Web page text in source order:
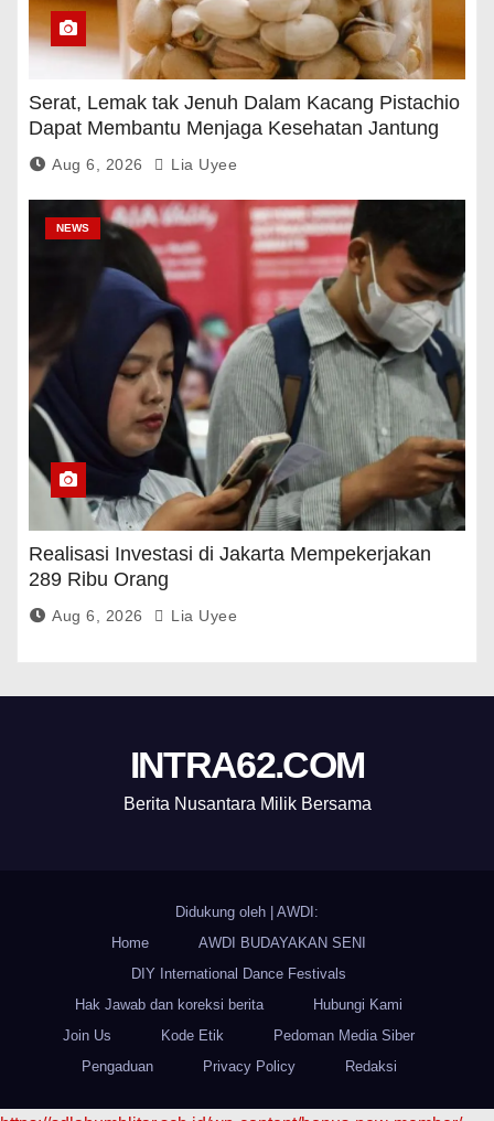
Serat, Lemak tak Jenuh Dalam Kacang Pistachio
Dapat Membantu Menjaga Kesehatan Jantung
Dan Gula Darah
Aug 6, 2026 Lia Uyee
NEWS
Realisasi Investasi di Jakarta Mempekerjakan
289 Ribu Orang
Aug 6, 2026 Lia Uyee
INTRA62.COM
Berita Nusantara Milik Bersama
Didukung oleh
AWDI:
Home
AWDI BUDAYAKAN SENI
DIY International Dance Festivals
Hak Jawab dan koreksi berita
Hubungi Kami
Join Us
Kode Etik
Pedoman Media Siber
Pengaduan
Privacy Policy Redaksi